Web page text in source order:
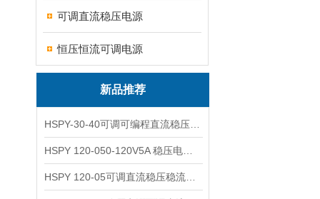
可调直流稳压电源
恒压恒流可调电源
新品推荐